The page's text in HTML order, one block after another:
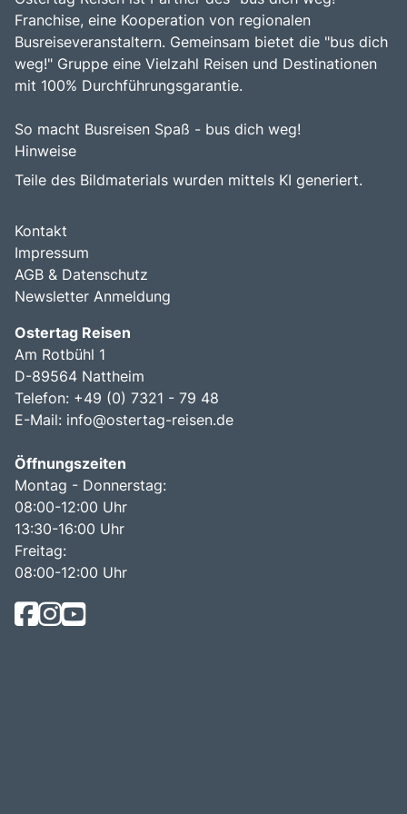
Franchise, eine Kooperation von regionalen
Busreiseveranstaltern. Gemeinsam bietet die "bus dich
weg!" Gruppe eine Vielzahl Reisen und Destinationen
mit 100% Durchführungsgarantie.
So macht Busreisen Spaß - bus dich weg!
Hinweise
Teile des Bildmaterials wurden mittels KI generiert.
Kontakt
Impressum
AGB & Datenschutz
Newsletter Anmeldung
Ostertag Reisen
Am Rotbühl 1
D-89564 Nattheim
Telefon: +49 (0) 7321 - 79 48
E-Mail: info@ostertag-reisen.de
Öffnungszeiten
Montag - Donnerstag:
08:00-12:00 Uhr
13:30-16:00 Uhr
Freitag:
08:00-12:00 Uhr